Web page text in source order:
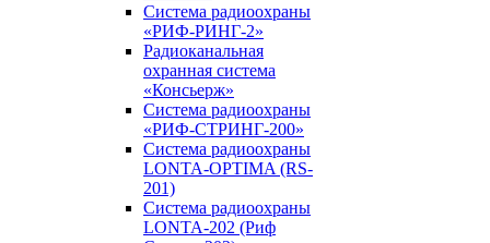
Система радиоохраны
«РИФ-РИНГ-2»
Радиоканальная
охранная система
«Консьерж»
Система радиоохраны
«РИФ-СТРИНГ-200»
Система радиоохраны
LONTA-OPTIMA (RS-
201)
Система радиоохраны
LONTA-202 (Риф